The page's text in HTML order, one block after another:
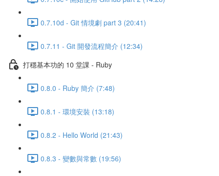
0.7.10d - Git 情境劇 part 3 (20:41)
0.7.11 - Git 開發流程簡介 (12:34)
打穩基本功的 10 堂課 - Ruby
0.8.0 - Ruby 簡介 (7:48)
0.8.1 - 環境安裝 (13:18)
0.8.2 - Hello World (21:43)
0.8.3 - 變數與常數 (19:56)